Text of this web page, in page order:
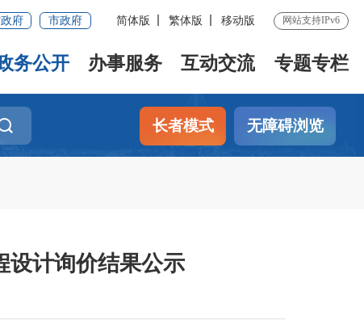
府 市政府 简体版 繁体版 移动版 网站支持IPv6
务公开 办事服务 互动交流 专题专栏
长者模式 无障碍浏览
设计询价结果公示